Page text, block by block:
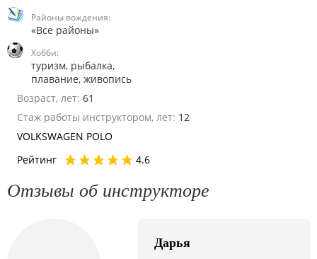
Районы вождения:
«Все районы»
Хобби:
туризм, рыбалка,
плавание, живопись
Возраст, лет: 61
Стаж работы инструктором, лет: 12
VOLKSWAGEN POLO
Рейтинг
4.6
Отзывы об инструкторе
Дарья